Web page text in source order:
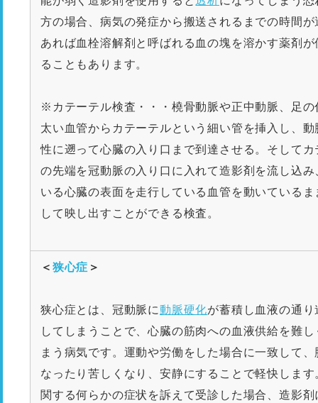
方の場合、病気の発症から搬送されるまでの時間が
あれば血栓溶解剤と呼ばれる血の塊を溶かす薬剤が
ることもあります。
※カテーテル検査・・・橈骨動脈や正中動脈、足の
太い血管からカテーテルという細い管を挿入し、動
性に遡って心臓の入り口まで到達させる。そしてカ
の先端を冠動脈の入り口に入れて造影剤を流し込み
いる心臓の表面を走行している血管を動いているま
して映し出すことができる検査。
＜ 狭心症 ＞
狭心症とは、冠動脈に動脈硬化が蓄積し血液の通り
してしまうことで、心臓の筋肉への血液供給を難し
まう病気です。運動や労働をした場合に一致して、
なったり苦しくなり、安静にすることで軽快します
関する何らかの症状を訴えて受診した場合、造影剤